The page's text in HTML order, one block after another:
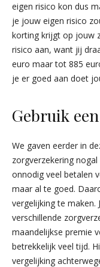
eigen risico kon dus
je jouw eigen risico
korting krijgt op jouw
risico aan, want jij
euro maar tot 885
je er goed aan doet
Gebruik
We gaven eerder in
zorgverzekering
onnodig veel betalen
maar al te goed.
vergelijking te maken.
verschillende
maandelijkse premie
betrekkelijk veel tijd.
vergelijking